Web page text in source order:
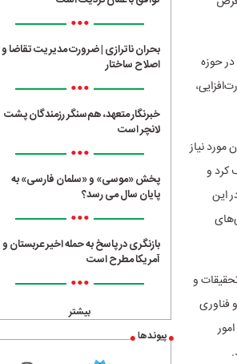
حوزه
مورد نیاز
کرد و
این
و
فناوری
•••
بحران ناترازی | ضرورت مدیریت تقاضا و
اصلاح ساختار
•••
خبرنگار متعهد، هم‌سنگر رزمندگان پشت
لانچر است
•••
پخش «موسی» و «سلمان فارسی» به
پایان سال می رسد؟
•••
بازنگری در پاسخ به حمله اخیر عربستان و
آمریکا مطرح است
•••
بیشتر
پیوندها